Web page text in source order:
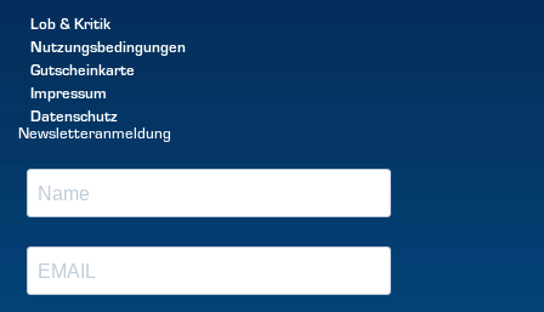
Lob & Kritik
Nutzungsbedingungen
Gutscheinkarte
Impressum
Datenschutz
Newsletteranmeldung